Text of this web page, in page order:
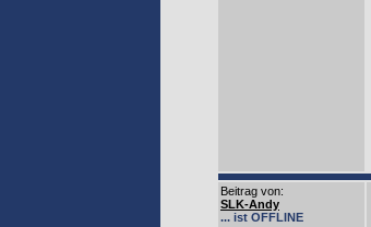
Beitrag von:
SLK-Andy
... ist OFFLINE